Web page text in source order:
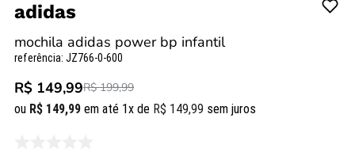
adidas
mochila adidas power bp infantil
referência: JZ766-0-600
R$ 149,99R$ 199,99
ou R$ 149,99 em até 1x de R$ 149,99 sem juros